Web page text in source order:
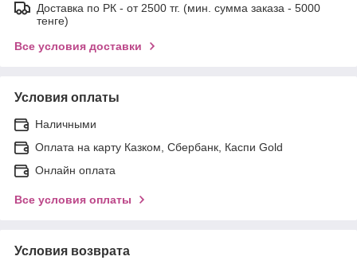
Доставка по РК - от 2500 тг. (мин. сумма заказа - 5000
тенге)
Все условия доставки
Условия оплаты
Наличными
Оплата на карту Казком, Сбербанк, Каспи Gold
Онлайн оплата
Все условия оплаты
Условия возврата